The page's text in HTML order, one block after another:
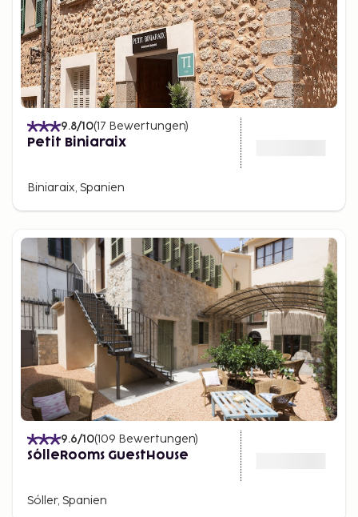
9.8/10(17 Bewertungen)
Petit Biniaraix
Biniaraix, Spanien
9.6/10(109 Bewertungen)
SólleRooms GuestHouse
Sóller, Spanien